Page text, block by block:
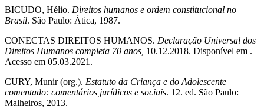
BICUDO, Hélio. Direitos humanos e ordem constitucional no
Brasil. São Paulo: Ática, 1987.
CONECTAS DIREITOS HUMANOS. Declaração Universal dos
Direitos Humanos completa 70 anos, 10.12.2018. Disponível em .
Acesso em 05.03.2021.
CURY, Munir (org.). Estatuto da Criança e do Adolescente
comentado: comentários jurídicos e sociais. 12. ed. São Paulo:
Malheiros, 2013.